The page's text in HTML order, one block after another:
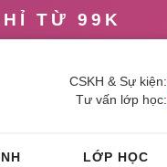
TỪ 99K
CSKH & Sự kiện:
Tư vấn lớp học:
LỚP HỌC